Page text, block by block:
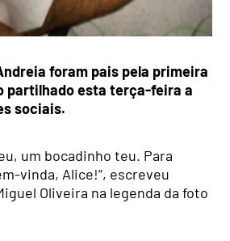
foram pais pela primeira
partilhado esta terça-feira a
sociais.
um bocadinho teu. Para
vinda, Alice!”, escreveu
Oliveira na legenda da foto